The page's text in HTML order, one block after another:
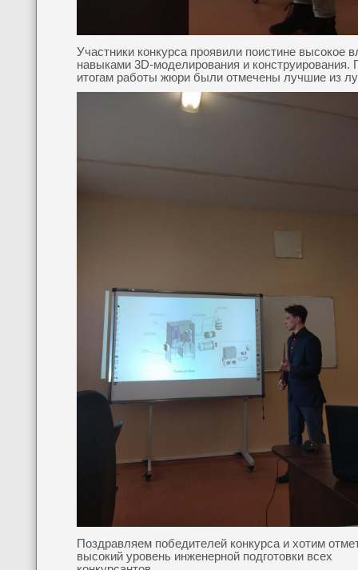
Участники конкурса проявили поистине высокое
навыками 3D-моделирования и конструирования.
итогам работы жюри были отмечены лучшие из
Поздравляем победителей конкурса и хотим
высокий уровень инженерной подготовки всех